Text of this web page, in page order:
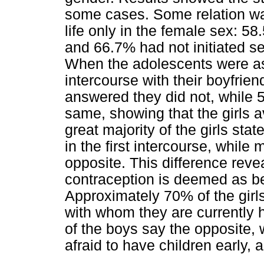
some cases. Some relation
life only in the female sex:
and 66.7% had not initiated
When the adolescents were
intercourse with their
answered they did not, while
same, showing that the girls
great majority of the girls
in the first intercourse, while
opposite. This difference
contraception is deemed as
Approximately 70% of the
with whom they are currently
of the boys say the opposite,
afraid to have children early,